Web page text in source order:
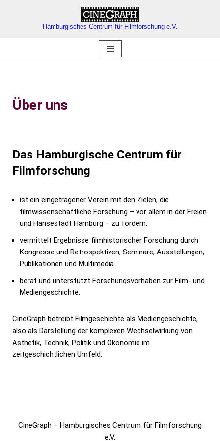
Hamburgisches Centrum für Filmforschung e.V.
Über uns
Das Hamburgische Centrum für
Filmforschung
ist ein eingetragener Verein mit den Zielen, die
filmwissenschaftliche Forschung – vor allem in der Freien
und Hansestadt Hamburg – zu fördern.
vermittelt Ergebnisse filmhistorischer Forschung durch
Kongresse und Retrospektiven, Seminare, Ausstellungen,
Publikationen und Multimedia.
berät und unterstützt Forschungsvorhaben zur Film- und
Mediengeschichte.
CineGraph betreibt Filmgeschichte als Mediengeschichte,
also als Darstellung der komplexen Wechselwirkung von
Ästhetik, Technik, Politik und Ökonomie im
zeitgeschichtlichen Umfeld.
CineGraph – Hamburgisches Centrum für Filmforschung
e.V.